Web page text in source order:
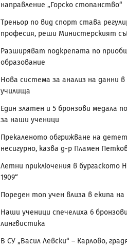
направление „Горско стопанство“
Треньор по вид спорт става
професия, реши Министерският
Разширяват подкрепата по
образование
Нова система за анализ на данни в
училища
Един златен и 5 бронзови медала
за наши ученици
Прекаленото обгрижване на
несигурно, казва д-р Пламен
Летни приключения в бургаското
1909“
Пореден топ учен влиза в екипа на
Наши ученици спечелиха 6
лингвистика
В СУ „Васил Левски“ – Карлово,